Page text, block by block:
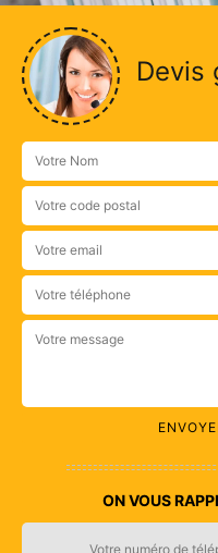
Devis
ON VOUS